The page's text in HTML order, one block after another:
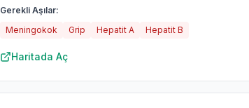
Gerekli Aşılar:
Meningokok
Grip Hepatit A Hepatit B
Haritada Aç